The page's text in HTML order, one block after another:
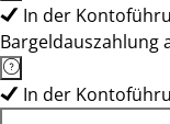
In der
Bargeldauszahlung
In der